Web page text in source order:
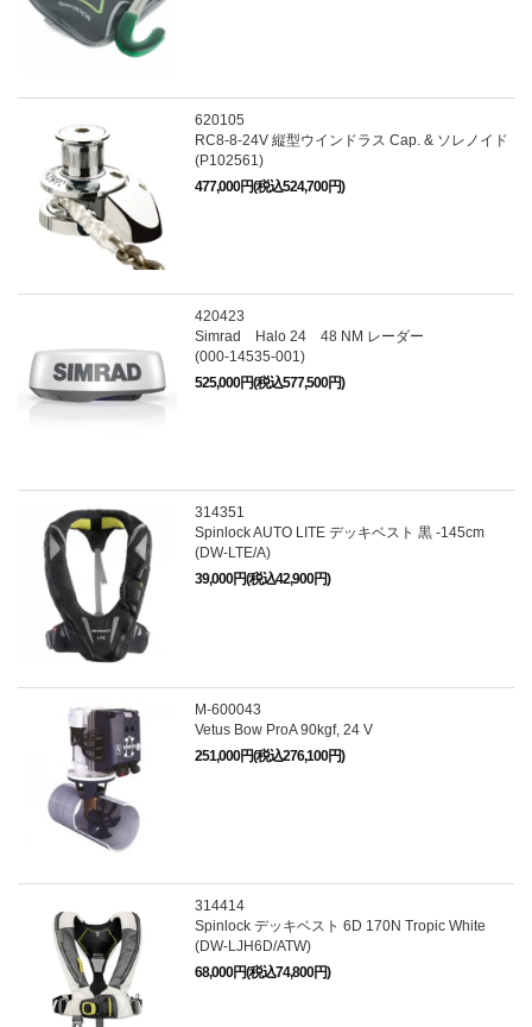
620105
RC8-8-24V 縦型ウインドラス Cap. & ソレノイド
(P102561)
477,000円(税込524,700円)
420423
Simrad Halo 24 48 NM レーダー
(000-14535-001)
525,000円(税込577,500円)
314351
Spinlock AUTO LITE デッキベスト 黒 -145cm
(DW-LTE/A)
39,000円(税込42,900円)
M-600043
Vetus Bow ProA 90kgf, 24 V
251,000円(税込276,100円)
314414
Spinlock デッキベスト 6D 170N Tropic White
(DW-LJH6D/ATW)
68,000円(税込74,800円)